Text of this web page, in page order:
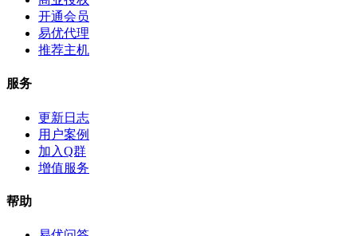
开通会员
易优代理
推荐主机
服务
更新日志
用户案例
加入Q群
增值服务
帮助